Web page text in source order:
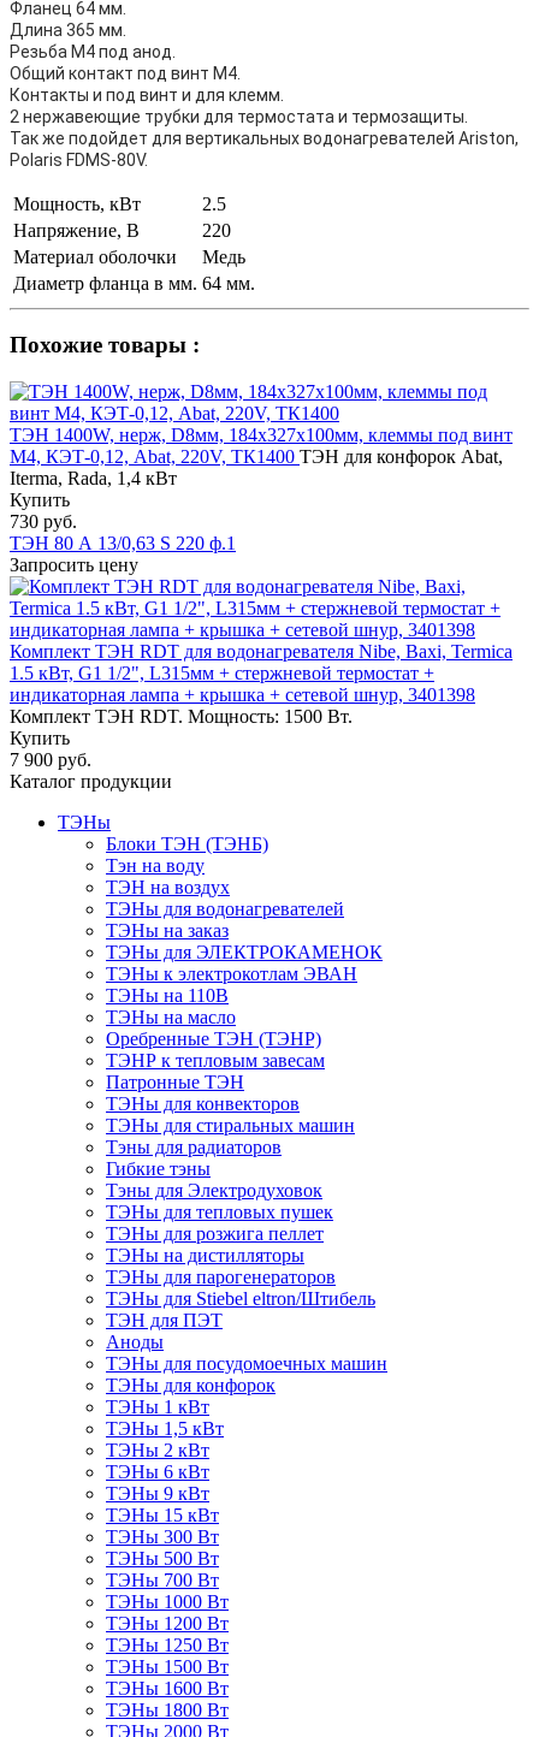
Фланец 64 мм.
Длина 365 мм.
Резьба M4 под анод.
Общий контакт под винт М4.
Контакты и под винт и для клемм.
2 нержавеющие трубки для термостата и термозащиты.
Так же подойдет для вертикальных водонагревателей Ariston,
Polaris FDMS-80V.
Мощность, кВт
2.5
Напряжение, В
220
Материал оболочки
Медь
Диаметр фланца в мм. 64 мм.
Похожие товары :
ТЭН 1400W, нерж, D8мм, 184х327х100мм, клеммы под винт
М4, КЭТ-0,12, Abat, 220V, ТК1400 ТЭН для конфорок Abat,
Iterma, Rada, 1,4 кВт
Купить
730 руб.
ТЭН 80 А 13/0,63 S 220 ф.1
Запросить цену
Комплект ТЭН RDT для водонагревателя Nibe, Baxi, Termica
1.5 кВт, G1 1/2", L315мм + стержневой термостат +
индикаторная лампа + крышка + сетевой шнур, 3401398
Комплект ТЭН RDT. Мощность: 1500 Вт.
Купить
7 900 руб.
Каталог продукции
ТЭНы
Блоки ТЭН (ТЭНБ)
Тэн на воду
ТЭН на воздух
ТЭНы для водонагревателей
ТЭНы на заказ
ТЭНы для ЭЛЕКТРОКАМЕНОК
ТЭНы к электрокотлам ЭВАН
ТЭНы на 110В
ТЭНы на масло
Оребренные ТЭН (ТЭНР)
ТЭНР к тепловым завесам
Патронные ТЭН
ТЭНы для конвекторов
ТЭНы для стиральных машин
Тэны для радиаторов
Гибкие тэны
Тэны для Электродуховок
ТЭНы для тепловых пушек
ТЭНы для розжига пеллет
ТЭНы на дистилляторы
ТЭНы для парогенераторов
ТЭНы для Stiebel eltron/Штибель
ТЭН для ПЭТ
Аноды
ТЭНы для посудомоечных машин
ТЭНы для конфорок
ТЭНы 1 кВт
ТЭНы 1,5 кВт
ТЭНы 2 кВт
ТЭНы 6 кВт
ТЭНы 9 кВт
ТЭНы 15 кВт
ТЭНы 300 Вт
ТЭНы 500 Вт
ТЭНы 700 Вт
ТЭНы 1000 Вт
ТЭНы 1200 Вт
ТЭНы 1250 Вт
ТЭНы 1500 Вт
ТЭНы 1600 Вт
ТЭНы 1800 Вт
ТЭНы 2000 Вт